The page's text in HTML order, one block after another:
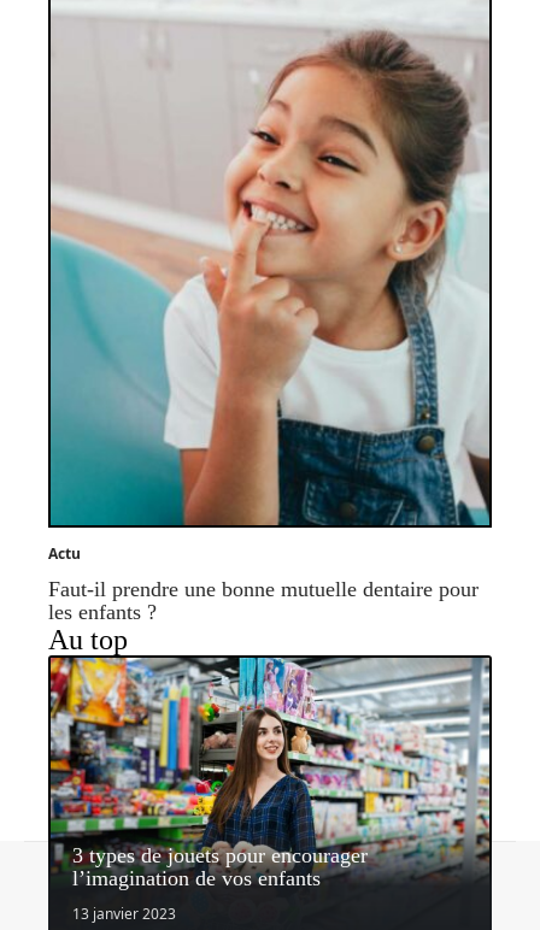
Actu
Faut-il prendre une bonne mutuelle dentaire pour
les enfants ?
Au top
3 types de jouets pour encourager
l’imagination de vos enfants
13 janvier 2023© 2026 | nosenfantsdabord.com
Contact Mentions légales Sitemap